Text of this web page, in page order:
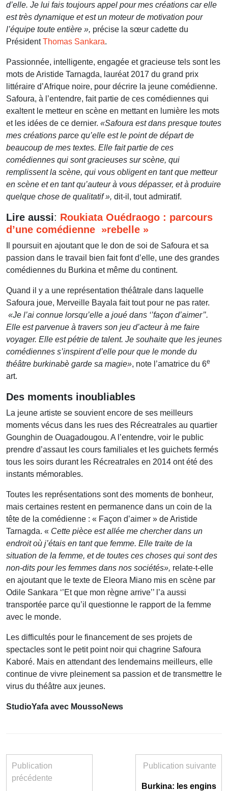
d’elle. Je lui fais toujours appel pour mes créations car elle
est très dynamique et est un moteur de motivation pour
l’équipe toute entière », précise la sœur cadette du
PrésidentThomas Sankara.
Passionnée, intelligente, engagée et gracieuse tels sont les
mots de Aristide Tarnagda, lauréat 2017 du grand prix
littéraire d’Afrique noire, pour décrire la jeune comédienne.
Safoura, à l’entendre, fait partie de ces comédiennes qui
exaltent le metteur en scène en mettant en lumière les mots
et les idées de ce dernier. «Safoura est dans presque toutes
mes créations parce qu’elle est le point de départ de
beaucoup de mes textes. Elle fait partie de ces
comédiennes qui sont gracieuses sur scène, qui
remplissent la scène, qui vous obligent en tant que metteur
en scène et en tant qu’auteur à vous dépasser, et à produire
quelque chose de qualitatif », dit-il, tout admiratif.
Lire aussi: Roukiata Ouédraogo : parcours
d’une comédienne »rebelle »
Il poursuit en ajoutant que le don de soi de Safoura et sa
passion dans le travail bien fait font d’elle, une des grandes
comédiennes du Burkina et même du continent.
Quand il y a une représentation théâtrale dans laquelle
Safoura joue, Merveille Bayala fait tout pour ne pas rater.
«Je l’ai connue lorsqu’elle a joué dans ‘’façon d’aimer’’.
Elle est parvenue à travers son jeu d’acteur à me faire
voyager. Elle est pétrie de talent. Je souhaite que les jeunes
comédiennes s’inspirent d’elle pour que le monde du
théâtre burkinabè garde sa magie», note l’amatrice du 6e
art.
Des moments inoubliables
La jeune artiste se souvient encore de ses meilleurs
moments vécus dans les rues des Récreatrales au quartier
Gounghin de Ouagadougou. A l’entendre, voir le public
prendre d’assaut les cours familiales et les guichets fermés
tous les soirs durant les Récreatrales en 2014 ont été des
instants mémorables.
Toutes les représentations sont des moments de bonheur,
mais certaines restent en permanence dans un coin de la
tête de la comédienne : « Façon d’aimer » de Aristide
Tarnagda. « Cette pièce est allée me chercher dans un
endroit où j’étais en tant que femme. Elle traite de la
situation de la femme, et de toutes ces choses qui sont des
non-dits pour les femmes dans nos sociétés», relate-t-elle
en ajoutant que le texte de Eleora Miano mis en scène par
Odile Sankara ‘’Et que mon règne arrive’’ l’a aussi
transportée parce qu’il questionne le rapport de la femme
avec le monde.
Les difficultés pour le financement de ses projets de
spectacles sont le petit point noir qui chagrine Safoura
Kaboré. Mais en attendant des lendemains meilleurs, elle
continue de vivre pleinement sa passion et de transmettre le
virus du théâtre aux jeunes.
StudioYafa avec MoussoNews
Publication
précédente
Publication suivante
Burkina: les engins